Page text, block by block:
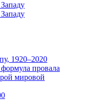
1920–2020
провала
мировой